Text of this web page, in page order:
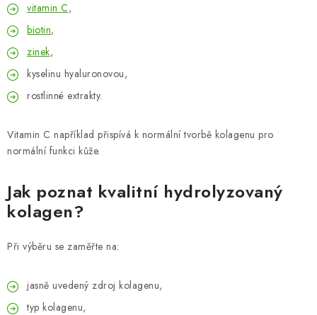
vitamin C,
biotin,
zinek,
kyselinu hyaluronovou,
rostlinné extrakty.
Vitamin C například přispívá k normální tvorbě kolagenu pro
normální funkci kůže.
Jak poznat kvalitní hydrolyzovaný
kolagen?
Při výběru se zaměřte na:
jasně uvedený zdroj kolagenu,
typ kolagenu,